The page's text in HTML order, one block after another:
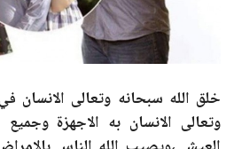
خلق الله سبحانه وتعالى الانسان
وتعالى الانسان به الاجهزة